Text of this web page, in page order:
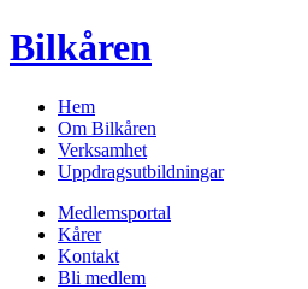
Bilkåren
Hem
Om Bilkåren
Verksamhet
Uppdragsutbildningar
Medlemsportal
Kårer
Kontakt
Bli medlem